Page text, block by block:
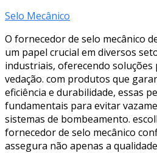
Selo Mecânico
O fornecedor de selo mecânico
um papel crucial em diversos
industriais, oferecendo soluções
vedação. com produtos que
eficiência e durabilidade, essas
fundamentais para evitar
sistemas de bombeamento.
fornecedor de selo mecânico
assegura não apenas a